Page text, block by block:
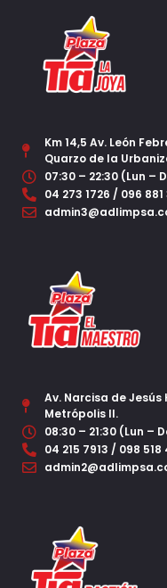
Km 14,5 Av. León
Quarzo de la
07:30 – 22:30 (Lun –
04 273 1726 / 096 881
Av. Narcisa de Jesús
Metrópolis II.
08:30 – 21:30 (Lun –
04 215 7913 / 098 518